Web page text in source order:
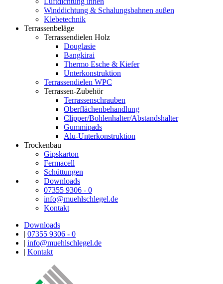
Winddichtung & Schalungsbahnen außen
Klebetechnik
Terrassenbeläge
Terrassendielen Holz
Douglasie
Bangkirai
Thermo Esche & Kiefer
Unterkonstruktion
Terrassendielen WPC
Terrassen-Zubehör
Terrassenschrauben
Oberflächenbehandlung
Clipper/Bohlenhalter/Abstandshalter
Gummipads
Alu-Unterkonstruktion
Trockenbau
Gipskarton
Fermacell
Schüttungen
Downloads
07355 9306 - 0
info@muehlschlegel.de
Kontakt
Downloads
| 07355 9306 - 0
| info@muehlschlegel.de
| Kontakt